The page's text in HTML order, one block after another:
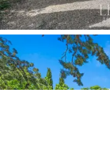
Üzüm bağları ve
gölün huzurunun ve
gün batımının tadını
satılık mülk, doğa ve
gerçek bir sığınaktır.